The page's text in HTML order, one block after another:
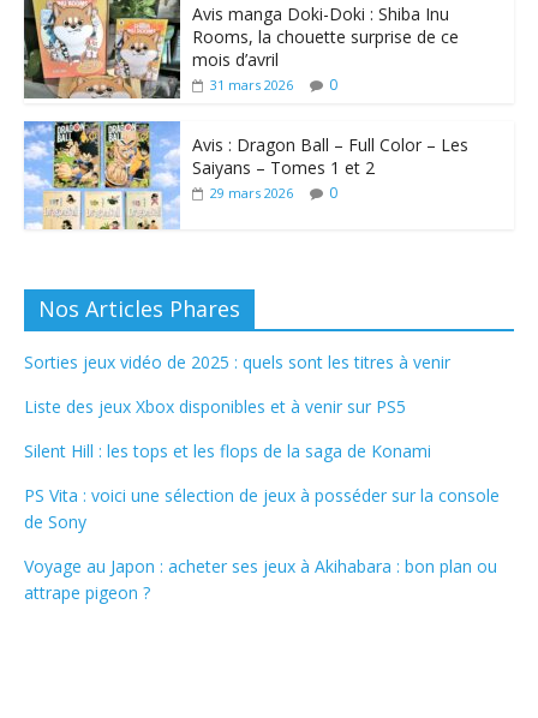
Avis manga Doki-Doki : Shiba Inu
Rooms, la chouette surprise de ce
mois d’avril
31 mars 2026 0
Avis : Dragon Ball – Full Color – Les
Saiyans – Tomes 1 et 2
29 mars 2026 0
Nos Articles Phares
Sorties jeux vidéo de 2025 : quels sont les titres à venir
Liste des jeux Xbox disponibles et à venir sur PS5
Silent Hill : les tops et les flops de la saga de Konami
PS Vita : voici une sélection de jeux à posséder sur la console
de Sony
Voyage au Japon : acheter ses jeux à Akihabara : bon plan ou
attrape pigeon ?